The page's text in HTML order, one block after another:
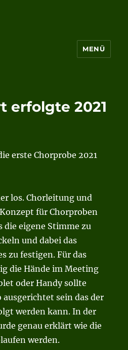
MENÜ
erfolgte 2021
erste Chorprobe 2021
los. Chorleitung und
für Chorproben
die eigene Stimme zu
und dabei das
zu festigen. Für das
die Hände im Meeting
oder Handy sollte
ausgerichtet sein das der
werden kann. In der
genau erklärt wie die
werden.